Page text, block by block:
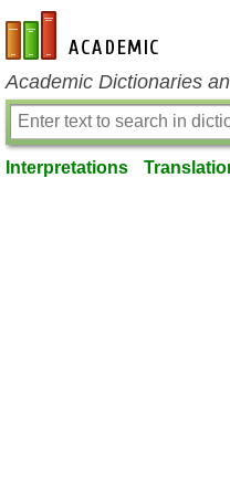
en-academic.com
Academic Dictionaries
Interpretations